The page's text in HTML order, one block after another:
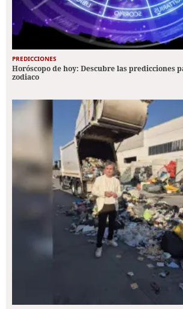
PREDICCIONES
Horóscopo de hoy: Descubre las predicciones
zodiaco